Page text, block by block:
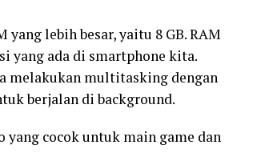
lebih besar, yaitu 8 GB. RAM
yang ada di smartphone kita.
melakukan multitasking dengan
berjalan di background.
yang cocok untuk main game dan